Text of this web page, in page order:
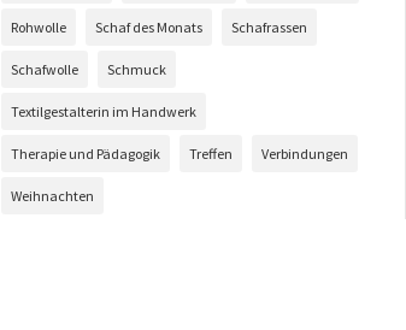
Rohwolle Schaf des Monats Schafrassen
Schafwolle Schmuck
Textilgestalterin im Handwerk
Therapie und Pädagogik Treffen Verbindungen
Weihnachten